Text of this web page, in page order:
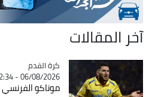
آخر المقالات
Catégorie
كرة القدم
06/08/2026 - 22:34
موناكو